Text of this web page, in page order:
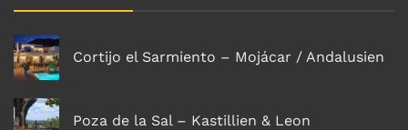
Cortijo el Sarmiento – Mojácar / Andalusien
Poza de la Sal – Kastillien & Leon